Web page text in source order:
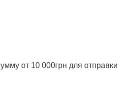
от 10 000грн для отправки